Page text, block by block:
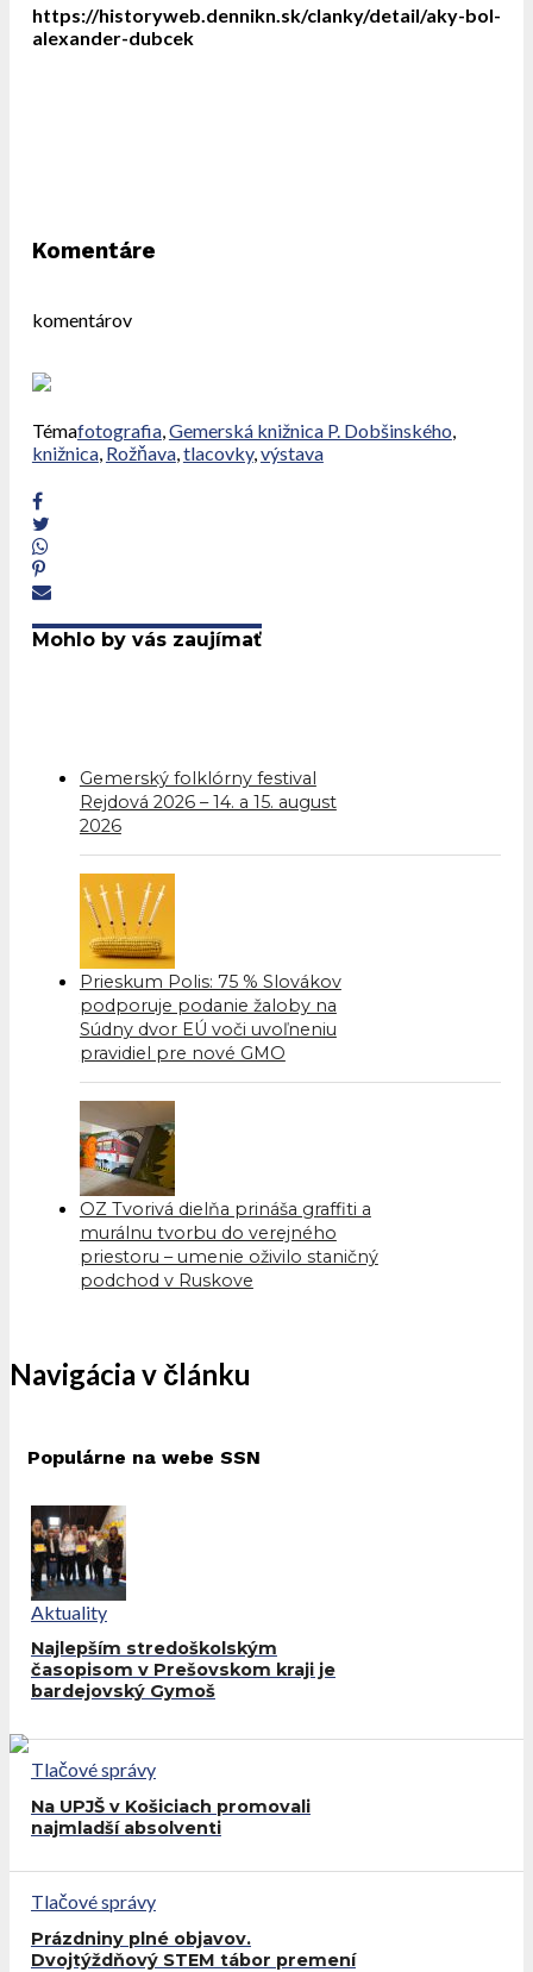
https://historyweb.dennikn.sk/clanky/detail/aky-bol-
alexander-dubcek
Komentáre
komentárov
Témafotografia,Gemerská knižnica P. Dobšinského,
knižnica, Rožňava,tlacovky,výstava
Mohlo by vás zaujímať
Gemerský folklórny festival
Rejdová 2026 – 14. a 15. august
2026
Prieskum Polis: 75 % Slovákov
podporuje podanie žaloby na
Súdny dvor EÚ voči uvoľneniu
pravidiel pre nové GMO
OZ Tvorivá dielňa prináša graffiti a
murálnu tvorbu do verejného
priestoru – umenie oživilo staničný
podchod v Ruskove
Navigácia v článku
Populárne na webe SSN
Aktuality
Najlepším stredoškolským
časopisom v Prešovskom kraji je
bardejovský Gymoš
Tlačové správy
Na UPJŠ v Košiciach promovali
najmladší absolventi
Tlačové správy
Prázdniny plné objavov.
Dvojtýždňový STEM tábor premení